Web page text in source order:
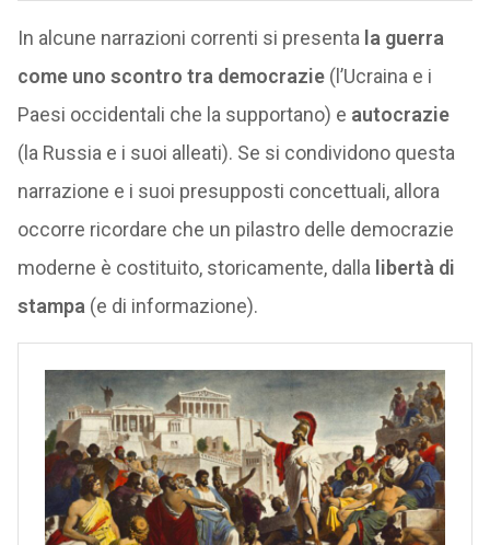
In alcune narrazioni correnti si presenta la guerra
come uno scontro tra democrazie(l’Ucraina e i
Paesi occidentali che la supportano) e autocrazie
(la Russia e i suoi alleati). Se si condividono questa
narrazione e i suoi presupposti concettuali, allora
occorre ricordare che un pilastro delle democrazie
moderne è costituito, storicamente, dalla libertà di
stampa (e di informazione).